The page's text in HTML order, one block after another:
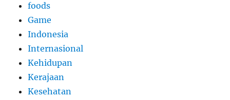
foods
Game
Indonesia
Internasional
Kehidupan
Kerajaan
Kesehatan